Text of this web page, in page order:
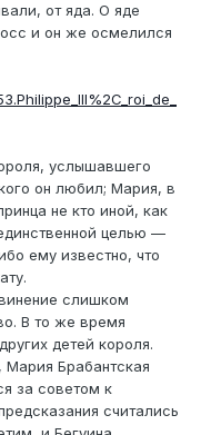
от яда. О яде
и он же осмелился
услышавшего
он любил; Мария, в
не кто иной, как
целью —
ему известно, что
слишком
В то же время
детей короля.
Мария Брабантская
за советом к
считались